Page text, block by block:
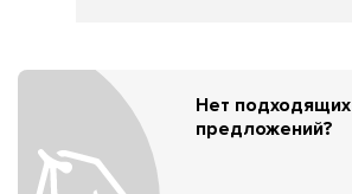
Нет подходящих
предложений?